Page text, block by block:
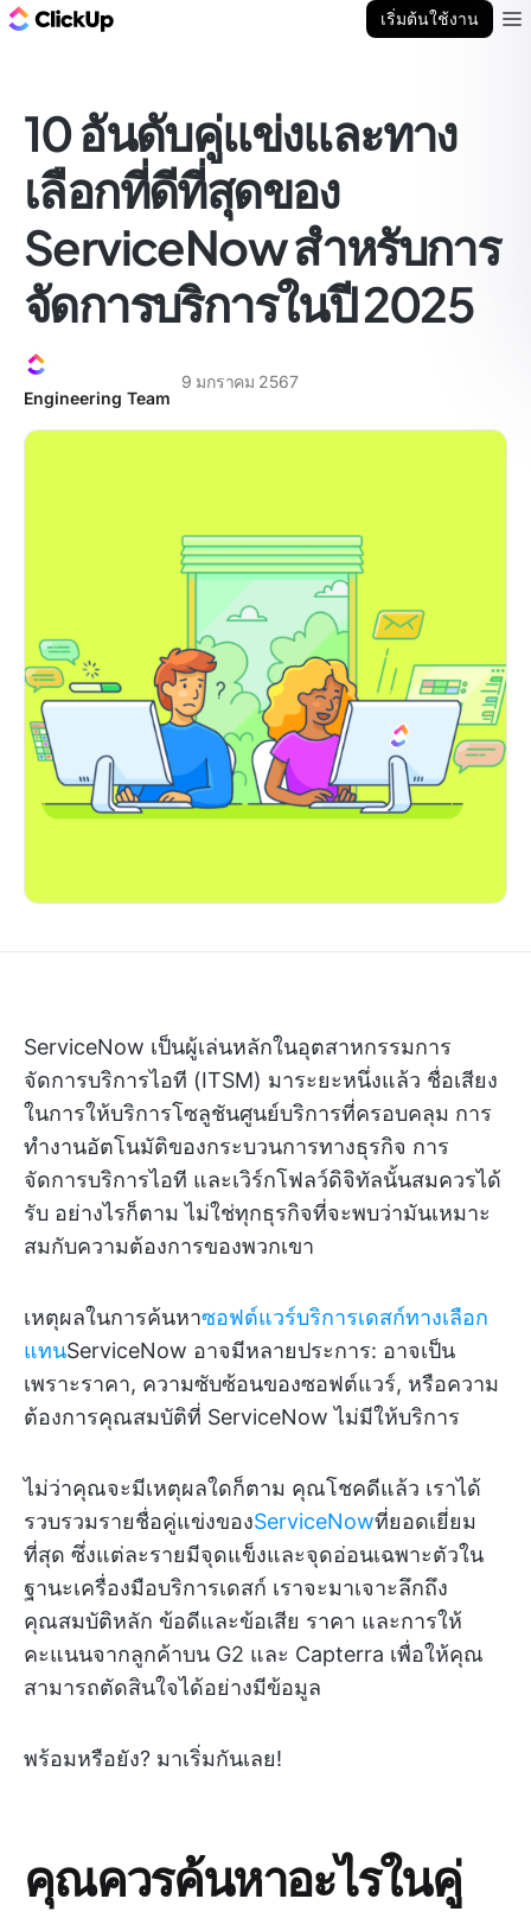
เริ่มต้นใช้งาน
10 อันดับคู่แข่งและทาง
เลือกที่ดีที่สุดของ
ServiceNow สำหรับการ
จัดการบริการในปี 2025
Engineering Team
9 มกราคม 2567
ServiceNow เป็นผู้เล่นหลักในอุตสาหกรรมการ
จัดการบริการไอที (ITSM) มาระยะหนึ่งแล้ว ชื่อเสียง
ในการให้บริการโซลูชันศูนย์บริการที่ครอบคลุม การ
ทำงานอัตโนมัติของกระบวนการทางธุรกิจ การ
จัดการบริการไอที และเวิร์กโฟลว์ดิจิทัลนั้นสมควรได้
รับ อย่างไรก็ตาม ไม่ใช่ทุกธุรกิจที่จะพบว่ามันเหมาะ
สมกับความต้องการของพวกเขา
เหตุผลในการค้นหาซอฟต์แวร์บริการเดสก์ทางเลือก
แทนServiceNow อาจมีหลายประการ: อาจเป็น
เพราะราคา, ความซับซ้อนของซอฟต์แวร์, หรือความ
ต้องการคุณสมบัติที่ ServiceNow ไม่มีให้บริการ
ไม่ว่าคุณจะมีเหตุผลใดก็ตาม คุณโชคดีแล้ว เราได้
รวบรวมรายชื่อคู่แข่งของServiceNowที่ยอดเยี่ยม
ที่สุด ซึ่งแต่ละรายมีจุดแข็งและจุดอ่อนเฉพาะตัวใน
ฐานะเครื่องมือบริการเดสก์ เราจะมาเจาะลึกถึง
คุณสมบัติหลัก ข้อดีและข้อเสีย ราคา และการให้
คะแนนจากลูกค้าบน G2 และ Capterra เพื่อให้คุณ
สามารถตัดสินใจได้อย่างมีข้อมูล
พร้อมหรือยัง? มาเริ่มกันเลย!
คุณควรค้นหาอะไรในคู่